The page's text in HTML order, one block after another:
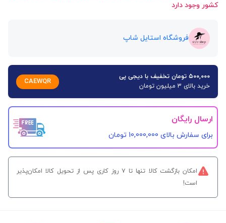
کشور وجود دارد
فروشگاه استایل شاپ
۵۰۰,۰۰۰ تومان تخفیف با دیجی پی
خرید بالای 3 میلیون تومان
CAEWQR
ارسال رایگان
برای سفارش‌ بالای 10,000,000 تومان
امکان بازگشت کالا تنها تا ۷ روز کاری پس از تحویل کالا امکان‌پذیر
است!